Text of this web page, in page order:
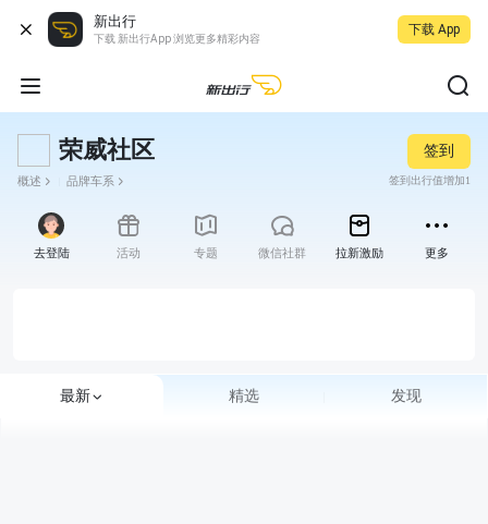
新出行
下载 新出行App 浏览更多精彩内容
下载 App
荣威社区
概述 品牌车系
签到
签到出行值增加1
去登陆 活动 专题 微信社群 拉新激励 更多
最新 精选 发现